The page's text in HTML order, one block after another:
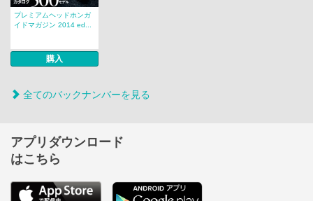
プレミアムヘッドホンガ
イドマガジン 2014 ed...
購入
全てのバックナンバーを見る
アプリダウンロード
はこちら